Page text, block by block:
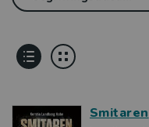
Smitaren